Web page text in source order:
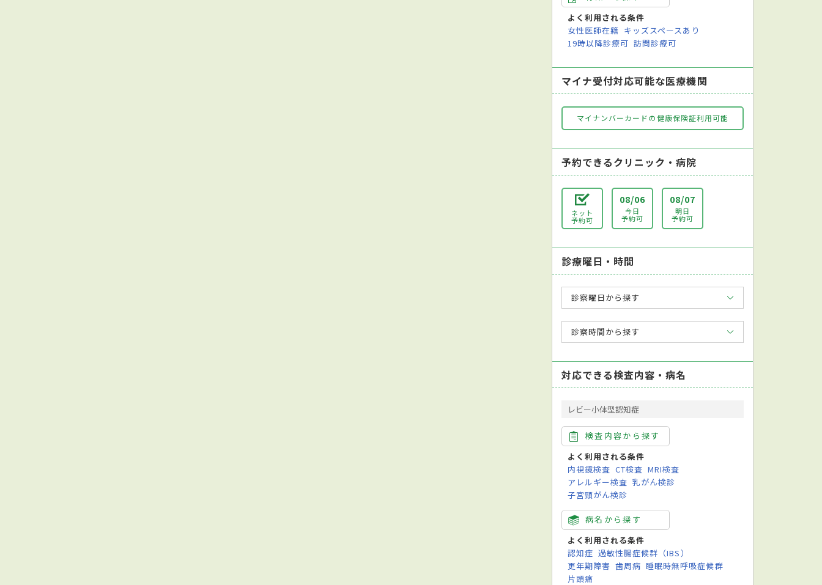
よく利用される条件
女性医師在籍 キッズスペースあり
19時以降診療可 訪問診療可
マイナ受付対応可能な医療機関
マイナンバーカードの健康保険証利用可能
予約できるクリニック・病院
ネット
予約可
08/06
今日
予約可
08/07
明日
予約可
診療曜日・時間
診察曜日から探す
診察時間から探す
対応できる検査内容・病名
レビー小体型認知症
検査内容から探す
よく利用される条件
内視鏡検査 CT検査 MRI検査
アレルギー検査 乳がん検診
子宮頸がん検診
病名から探す
よく利用される条件
認知症 過敏性腸症候群（IBS）
更年期障害 歯周病 睡眠時無呼吸症候群
片頭痛